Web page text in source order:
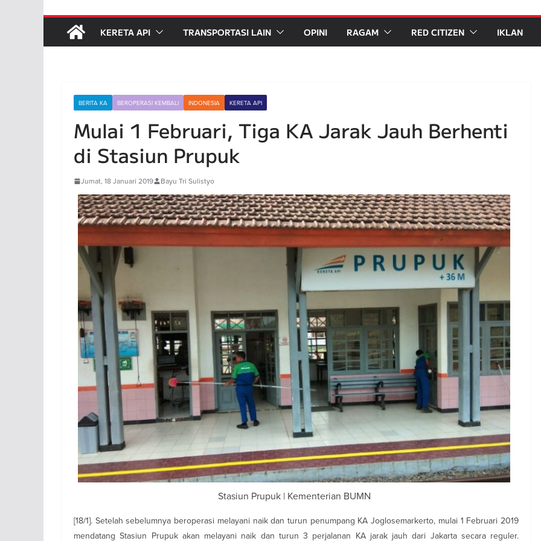
KERETA API TRANSPORTASI LAIN OPINI RAGAM RED CITIZEN IKLAN
BERITA KA BEROPERASI KEMBALI INDONESIA KERETA API
Mulai 1 Februari, Tiga KA Jarak Jauh Berhenti
di Stasiun Prupuk
Jumat, 18 Januari 2019 Bayu Tri Sulistyo
Stasiun Prupuk | Kementerian BUMN
[18/1]. Setelah sebelumnya beroperasi melayani naik dan turun penumpang KA Joglosemarkerto, mulai 1 Februari 2019
mendatang Stasiun Prupuk akan melayani naik dan turun 3 perjalanan KA jarak jauh dari Jakarta secara reguler.